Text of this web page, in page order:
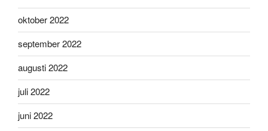
oktober 2022
september 2022
augusti 2022
juli 2022
juni 2022